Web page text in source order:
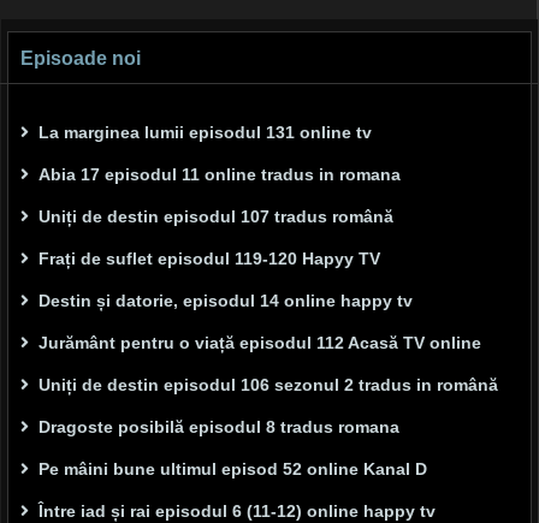
Episoade noi
La marginea lumii episodul 131 online tv
Abia 17 episodul 11 online tradus in romana
Uniți de destin episodul 107 tradus română
Frați de suflet episodul 119-120 Hapyy TV
Destin și datorie, episodul 14 online happy tv
Jurământ pentru o viață episodul 112 Acasă TV online
Uniți de destin episodul 106 sezonul 2 tradus in română
Dragoste posibilă episodul 8 tradus romana
Pe mâini bune ultimul episod 52 online Kanal D
Între iad și rai episodul 6 (11-12) online happy tv